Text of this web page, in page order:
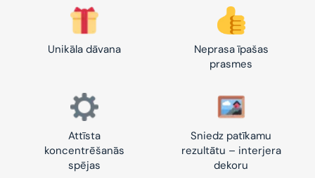
Unikāla dāvana
Neprasa īpašas
prasmes
Attīsta
koncentrēšanās
spējas
Sniedz patīkamu
rezultātu – interjera
dekoru